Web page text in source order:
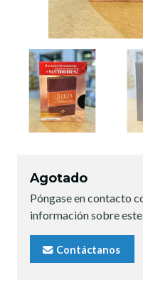
Agotado
Póngase en contacto
información sobre
Contáctanos